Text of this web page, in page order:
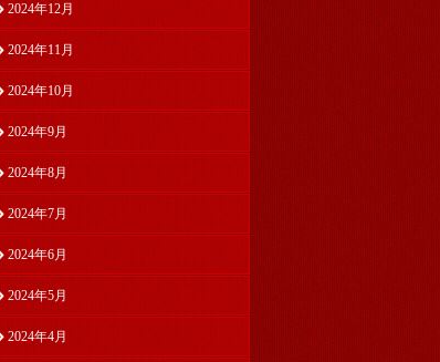
2024年12月
2024年11月
2024年10月
2024年9月
2024年8月
2024年7月
2024年6月
2024年5月
2024年4月